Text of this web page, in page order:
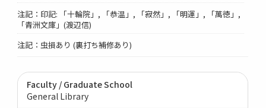
注記：印記: 「十輪院」, 「恭温」, 「寂然」, 「明運」, 「萬徳」,
「青洲文庫」(渡辺信)
注記：虫損あり (裏打ち補修あり)
Faculty / Graduate School
General Library